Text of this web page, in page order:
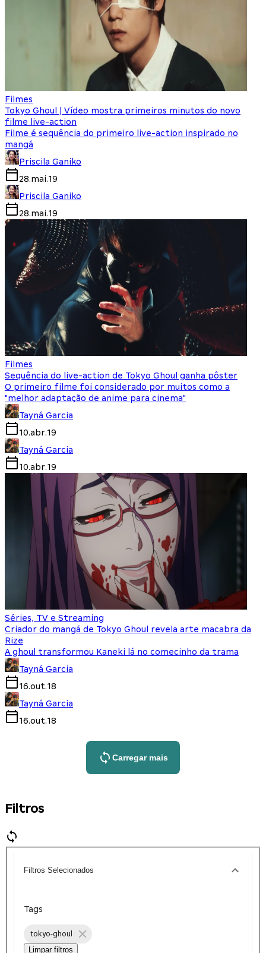
Filmes
Tokyo Ghoul | Vídeo mostra primeiros minutos do novo
filme live-action
Filme é sequência do primeiro live-action inspirado no
mangá
Priscila Ganiko
28.mai.19
Priscila Ganiko
28.mai.19
Filmes
Sequência do live-action de Tokyo Ghoul ganha pôster
O primeiro filme foi considerado por muitos como a
"melhor adaptação de anime para cinema"
Tayná Garcia
10.abr.19
Tayná Garcia
10.abr.19
Séries, TV e Streaming
Criador do mangá de Tokyo Ghoul revela arte macabra da
Rize
A ghoul transformou Kaneki lá no comecinho da trama
Tayná Garcia
16.out.18
Tayná Garcia
16.out.18
Carregar mais
Filtros
Filtros Selecionados
Tags
tokyo-ghoul
Limpar filtros